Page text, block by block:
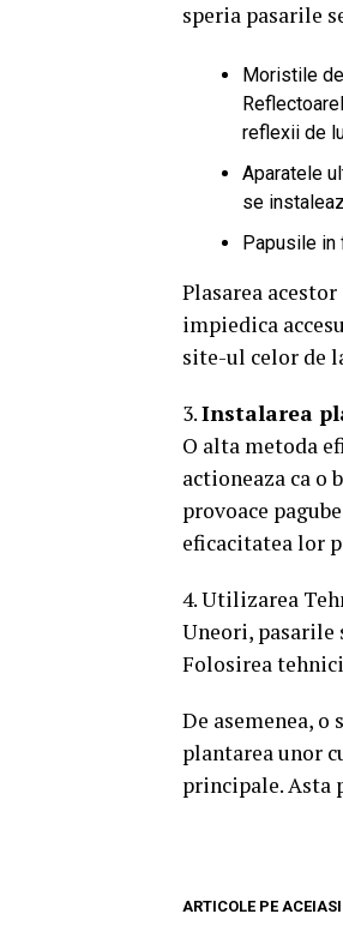
speria pasarile
Moristile
reflexii de
Aparatele
se
Papusile in
Plasarea
impiedica
site-ul celor de
3.Instalarea
O alta metoda
actioneaza ca o
provoace
eficacitatea lor
4. Utilizarea
Uneori, pasarile
Folosirea
De asemenea,
plantarea unor
principale. Asta
ARTICOLE PE